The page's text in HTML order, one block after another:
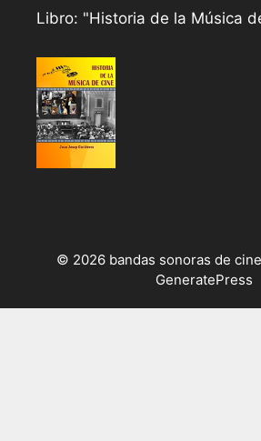
Libro: "Historia de la Música
© 2026 bandas sonoras de cine
GeneratePress